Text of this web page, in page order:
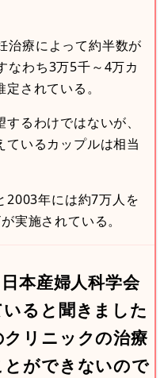
治療によって約半数が
なわち3万5千～4万カ
されている。
るわけではないが、
ているカップルは相当
2003年には約7万人を
実施されている。
本産婦人科学会
ると聞きました
リニックの治療
ができないので